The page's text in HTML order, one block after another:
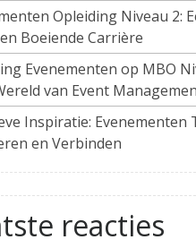
Opleiding Niveau 2:
Boeiende Carrière
Evenementen op MBO
van Event
Inspiratie: Evenementen
en Verbinden
reacties